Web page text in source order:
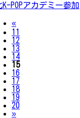
K-POPアカデミー参加
«Previous
11
12
13
14
15
16
17
18
19
20
»Next